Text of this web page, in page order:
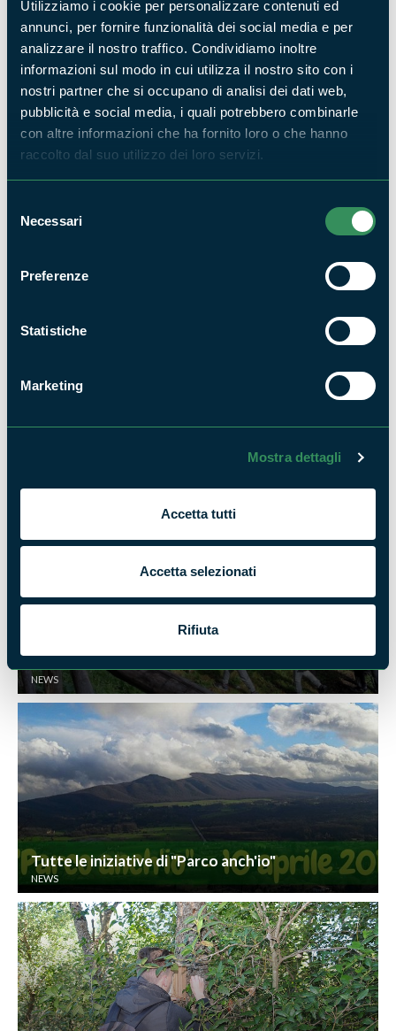
Utilizziamo i cookie per personalizzare contenuti ed
annunci, per fornire funzionalità dei social media e per
analizzare il nostro traffico. Condividiamo inoltre
informazioni sul modo in cui utilizza il nostro sito con i
nostri partner che si occupano di analisi dei dati web,
pubblicità e social media, i quali potrebbero combinarle
con altre informazioni che ha fornito loro o che hanno
raccolto dal suo utilizzo dei loro servizi.
delNecessari
Preferenze
Statistiche
Marketing
Mostra dettagli
Accetta tutti
Accetta selezionati
Rifiuta
Il sentiero didattico e le attività di educazione
ambientale
NEWS
Open Day al Parco dei Castelli Romani
giornata dedicata all'ambiente
NEWS
Tutte le iniziative di "Parco anch'io"
NEWS